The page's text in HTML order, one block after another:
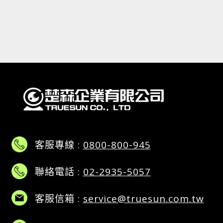
客服專線 : 0800-800-945
聯絡電話 : 02-2935-5057
客服信箱 : service@truesun.com.tw